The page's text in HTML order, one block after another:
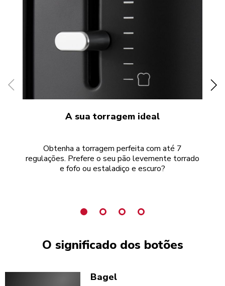
A sua torragem ideal
Obtenha a torragem perfeita com até 7
regulações. Prefere o seu pão levemente torrado
e fofo ou estaladiço e escuro?
O significado dos botões
Bagel